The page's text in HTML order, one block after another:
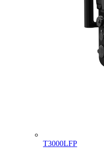
T3000LFP